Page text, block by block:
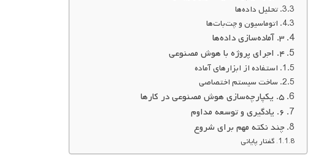
تحلیل داده‌ها
اتوماسیون و چت‌بات‌ها
۳. آماده‌سازی داده‌ها
۴. اجرای پروژه با هوش مصنوعی
استفاده از ابزارهای آماده
ساخت سیستم اختصاصی
۵. یکپارچه‌سازی هوش مصنوعی در کارها
۶. یادگیری و توسعه مداوم
چند نکته مهم برای شروع
گفتار پایانی